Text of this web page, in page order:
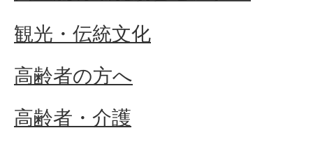
観光・伝統文化
高齢者の方へ
高齢者・介護